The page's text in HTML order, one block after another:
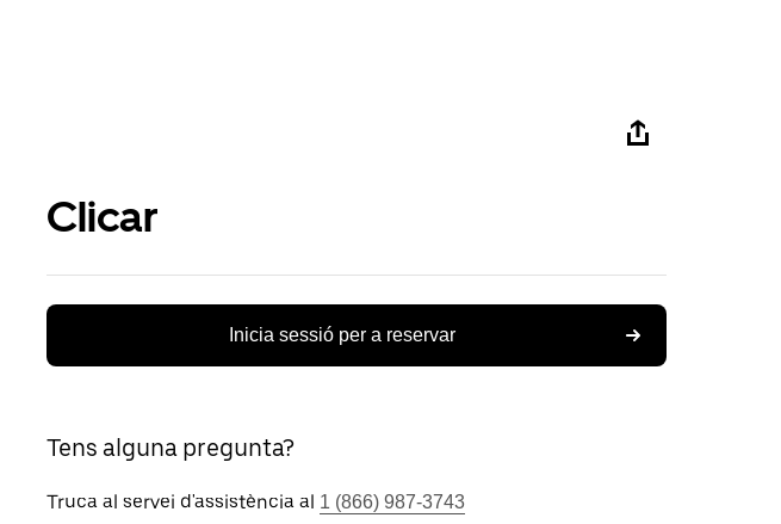
Clicar
Inicia sessió per a reservar
Tens alguna pregunta?
Truca al servei d'assistència al 1 (866) 987-3743